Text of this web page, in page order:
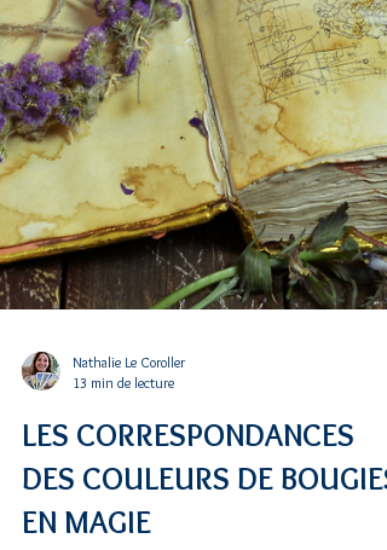
13 min de lecture
LES CORRESPONDANCES
DES COULEURS DE BOUGIES